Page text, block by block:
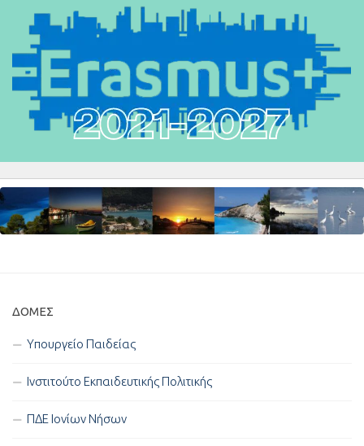
ΔΟΜΈΣ
Υπουργείο Παιδείας
Ινστιτούτο Εκπαιδευτικής Πολιτικής
ΠΔΕ Ιονίων Νήσων